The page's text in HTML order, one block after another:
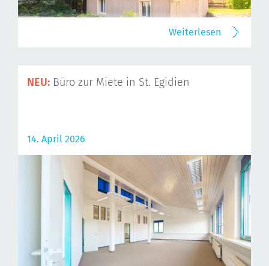
Weiterlesen
NEU: Büro zur Miete in St. Egidien
14. April 2026